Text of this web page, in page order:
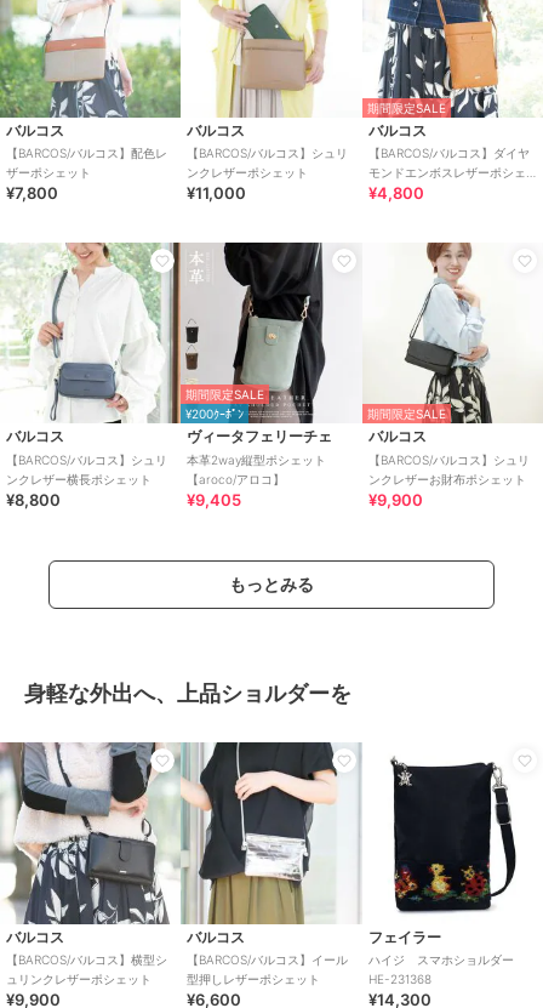
バルコス
【BARCOS/バルコス】配色レ
ザーポシェット
¥7,800
バルコス
【BARCOS/バルコス】シュリ
ンクレザーポシェット
¥11,000
期間限定SALE
バルコス
【BARCOS/バルコス】ダイヤ
モンドエンボスレザーポシェ
ット
¥4,800
バルコス
【BARCOS/バルコス】シュリ
ンクレザー横長ポシェット
¥8,800
期間限定SALE
¥200ｸｰﾎﾟﾝ
ヴィータフェリーチェ
本革2way縦型ポシェット
【aroco/アロコ】
¥9,405
期間限定SALE
バルコス
【BARCOS/バルコス】シュリ
ンクレザーお財布ポシェット
¥9,900
もっとみる
身軽な外出へ、上品ショルダーを
バルコス
【BARCOS/バルコス】横型シ
ュリンクレザーポシェット
¥9,900
バルコス
【BARCOS/バルコス】イール
型押しレザーポシェット
¥6,600
フェイラー
ハイジ スマホショルダー
HE-231368
¥14,300